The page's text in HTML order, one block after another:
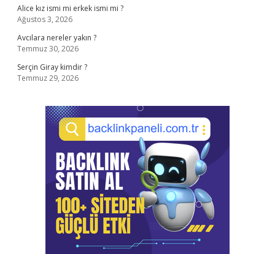
Alice kız ismi mi erkek ismi mi ?
Ağustos 3, 2026
Avcılara nereler yakın ?
Temmuz 30, 2026
Serçin Giray kimdir ?
Temmuz 29, 2026